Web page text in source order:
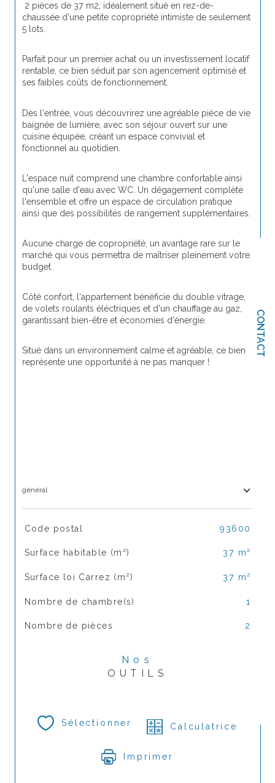
CONTACT
2 pièces de 37 m2, idéalement situé en rez-de-
chaussée d'une petite copropriété intimiste de seulement
5 lots.
Parfait pour un premier achat ou un investissement locatif
rentable, ce bien séduit par son agencement optimisé et
ses faibles coûts de fonctionnement.
Dès l'entrée, vous découvrirez une agréable pièce de vie
baignée de lumière, avec son séjour ouvert sur une
cuisine équipée, créant un espace convivial et
fonctionnel au quotidien.
L'espace nuit comprend une chambre confortable ainsi
qu'une salle d'eau avec WC. Un dégagement complète
l'ensemble et offre un espace de circulation pratique
ainsi que des possibilités de rangement supplémentaires.
Aucune charge de copropriété, un avantage rare sur le
marché qui vous permettra de maîtriser pleinement votre
budget.
Côté confort, l'appartement bénéficie du double vitrage,
de volets roulants éléctriques et d'un chauffage au gaz,
garantissant bien-être et économies d'énergie.
Situé dans un environnement calme et agréable, ce bien
représente une opportunité à ne pas manquer !
général
TRAD_SIROCCO_Caracteristique
Code postal 93600
Surface habitable (m²) 37 m²
Surface loi Carrez (m²) 37 m²
Nombre de chambre(s) 1
Nombre de pièces 2
Nos
OUTILS
Sélectionner Calculatrice
Imprimer